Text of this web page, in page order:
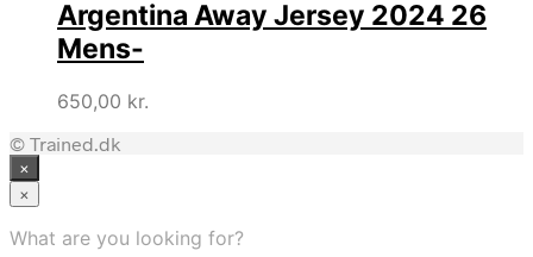
Argentina Away Jersey 2024 26
Mens-
650,00 kr.
© Trained.dk
×
×
What are you looking for?